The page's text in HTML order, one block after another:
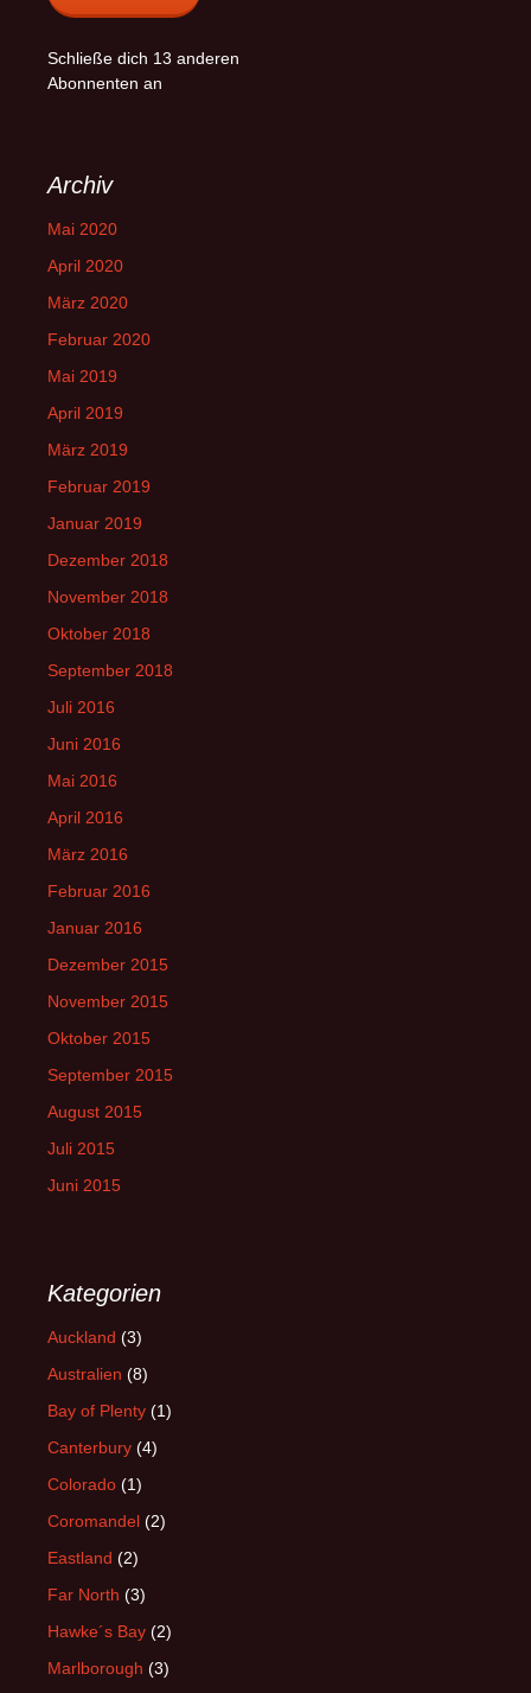
Schließe dich 13 anderen
Abonnenten an
Archiv
Mai 2020
April 2020
März 2020
Februar 2020
Mai 2019
April 2019
März 2019
Februar 2019
Januar 2019
Dezember 2018
November 2018
Oktober 2018
September 2018
Juli 2016
Juni 2016
Mai 2016
April 2016
März 2016
Februar 2016
Januar 2016
Dezember 2015
November 2015
Oktober 2015
September 2015
August 2015
Juli 2015
Juni 2015
Kategorien
Auckland (3)
Australien (8)
Bay of Plenty (1)
Canterbury (4)
Colorado (1)
Coromandel (2)
Eastland (2)
Far North (3)
Hawke´s Bay (2)
Marlborough (3)